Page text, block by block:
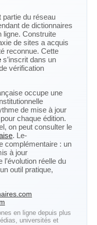
partie du réseau
de dictionnaires
ligne. Construite
de sites a acquis
reconnue. Cette
s’inscrit dans un
vérification
occupe une
de mise à jour
chaque édition.
on peut consulter le
. Le-
complémentaire : un
à jour
réelle du
outil pratique,
en ligne depuis plus
universités et